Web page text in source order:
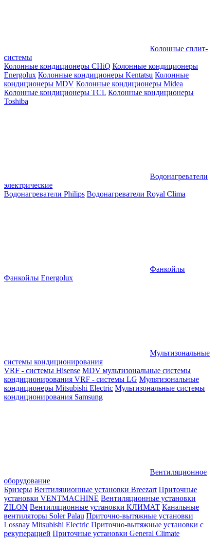
Колонные сплит-
системы
Колонные кондиционеры CHiQ Колонные кондиционеры
Energolux Колонные кондиционеры Kentatsu Колонные
кондиционеры MDV Колонные кондиционеры Midea
Колонные кондиционеры TCL Колонные кондиционеры
Toshiba
Водонагреватели
электрические
Водонагреватели Philips Водонагреватели Royal Clima
Фанкойлы
Фанкойлы Energolux
Мультизональные
системы кондиционирования
VRF - системы Hisense MDV мультизональные системы
кондиционирования VRF - системы LG Мультизональные
кондиционеры Mitsubishi Electric Мультизональные системы
кондиционирования Samsung
Вентиляционное
оборудование
Бризеры Вентиляционные установки Breezart Приточные
установки VENTMACHINE Вентиляционные установки
ZILON Вентиляционные установки КЛИМАТ Канальные
вентиляторы Soler Palau Приточно-вытяжные установки
Lossnay Mitsubishi Electric Приточно-вытяжные установки с
рекуперацией Приточные установки General Climate